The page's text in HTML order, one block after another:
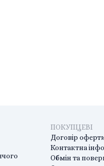
ПОКУПЦЕВІ
Договір
Контактна
Обмін та